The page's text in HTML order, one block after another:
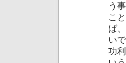
う
こ
ば
い
功